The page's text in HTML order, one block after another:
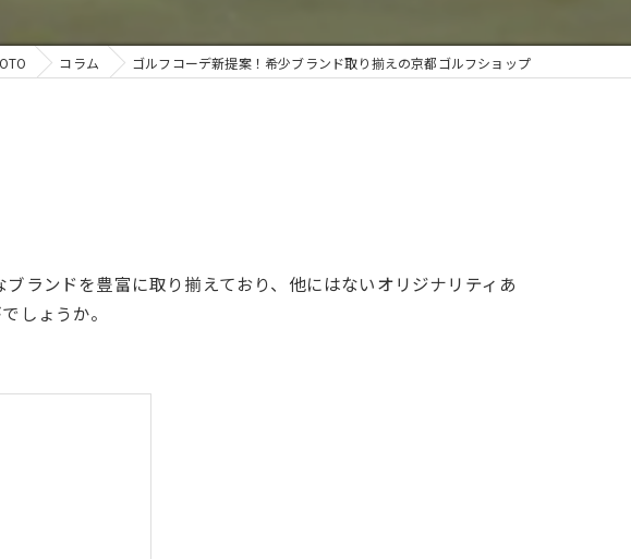
コラム ゴルフコーデ新提案！希少ブランド取り揃えの京都ゴルフショップ
ランドを豊富に取り揃えており、他にはないオリジナリティあ
しょうか。